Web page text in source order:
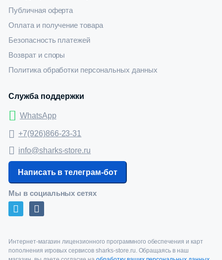
Публичная оферта
Оплата и получение товара
Безопасность платежей
Возврат и споры
Политика обработки персональных данных
Служба поддержки
WhatsApp
+7(926)866-23-31
info@sharks-store.ru
Написать в телеграм-бот
Мы в социальных сетях
Интернет-магазин лицензионного программного обеспечения и карт
пополнения игровых сервисов sharks-store.ru. Обращаясь в наш